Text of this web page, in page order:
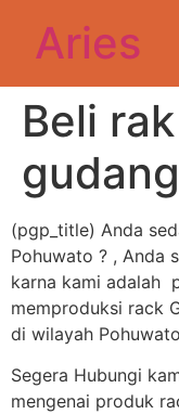
Aries
Beli
(pgp_title) Anda
Pohuwato ? , Anda
karna kami adalah
memproduksi rack
di wilayah
Segera Hubungi
mengenai produk